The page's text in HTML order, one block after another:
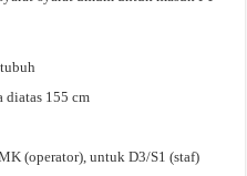
155 cm
(operator), untuk D3/S1 (staf)